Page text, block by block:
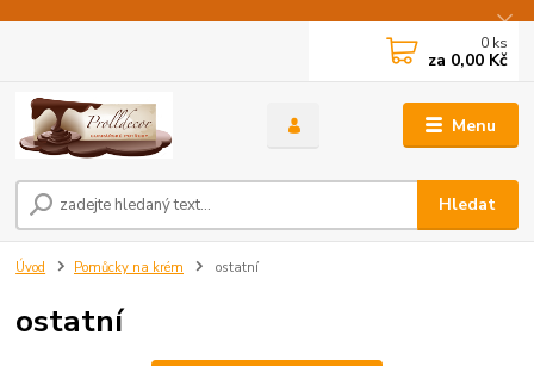
Menu
Hledat
0 ks
za 0,00 Kč
Úvod Pomůcky na krém ostatní
ostatní